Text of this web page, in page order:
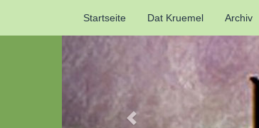
Startseite Dat Kruemel Archiv